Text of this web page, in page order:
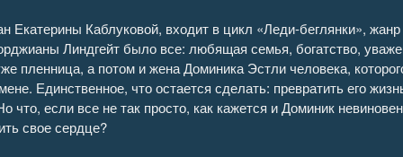
Каблуковой, входит в цикл «Леди-беглянки», жанр
Линдгейт было все: любящая семья, богатство,
пленница, а потом и жена Доминика Эстли человека,
Единственное, что остается сделать: превратить его
что, если все не так просто, как кажется и Доминик
свое сердце?